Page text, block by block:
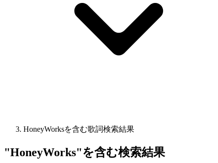
HoneyWorksを含む歌詞検索結果
"HoneyWorks"を含む検索結果